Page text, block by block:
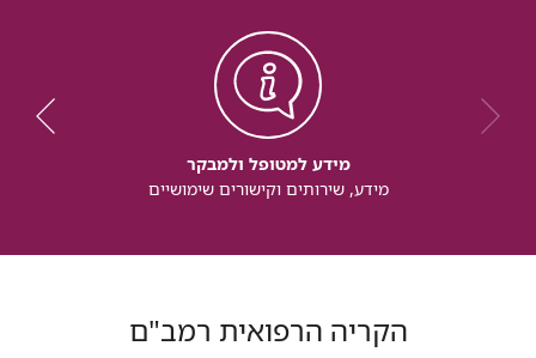
מידע למטופל ולמבקר
מידע, שירותים וקישורים שימושיים
הקריה הרפואית רמב"ם